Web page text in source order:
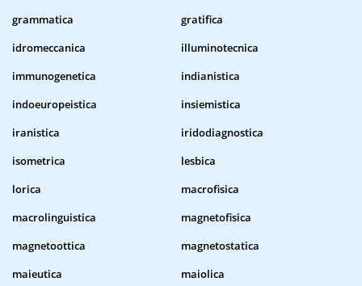
grammatica
gratifica
idromeccanica
illuminotecnica
immunogenetica
indianistica
indoeuropeistica
insiemistica
iranistica
iridodiagnostica
isometrica
lesbica
lorica
macrofisica
macrolinguistica
magnetofisica
magnetoottica
magnetostatica
maieutica
maiolica